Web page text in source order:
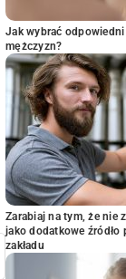
Jak wybrać
mężczyzn?
Zarabiaj na tym, że nie
jako dodatkowe
zakładu